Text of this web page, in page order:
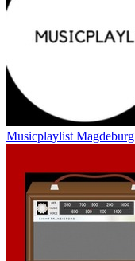
Musicplaylist Magdeburg